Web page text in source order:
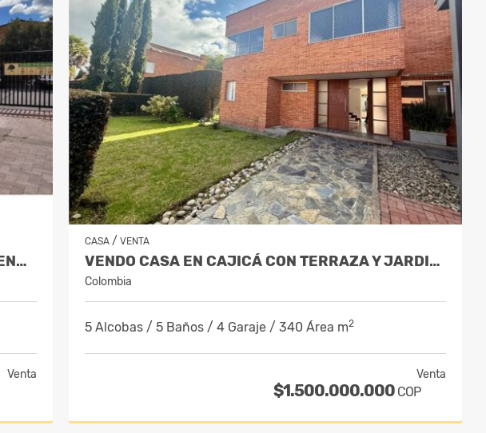
APARTAMENTO EN VENTA, CONJUNTO RESIDENCIAL LOS ARRAYANES DE SUBA
Venta
CASA / VENTA
VENDO CASA EN CAJICÁ CON TERRAZA Y JARDIN PRIVADO
Colombia
5 Alcobas / 5 Baños / 4 Garaje / 340 Área m2
Venta
$1.500.000.000 COP